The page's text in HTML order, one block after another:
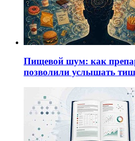
Пищевой шум: как
позволили услышать